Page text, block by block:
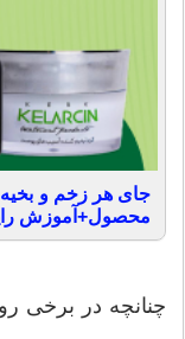
محصول+آموزش
چنانچه در برخی